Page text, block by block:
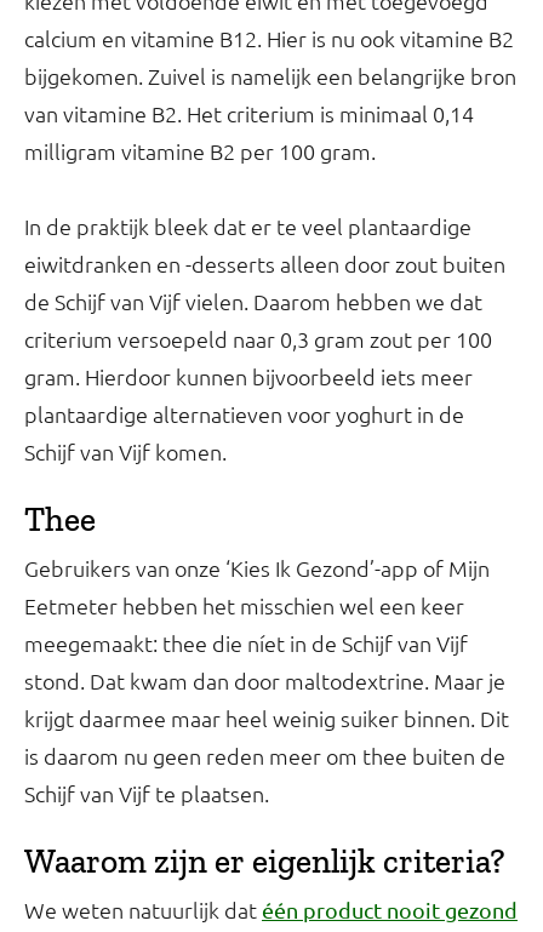
calcium en vitamine B12. Hier is nu ook vitamine B2
bijgekomen. Zuivel is namelijk een belangrijke bron
van vitamine B2. Het criterium is minimaal 0,14
milligram vitamine B2 per 100 gram.
In de praktijk bleek dat er te veel plantaardige
eiwitdranken en -desserts alleen door zout buiten
de Schijf van Vijf vielen. Daarom hebben we dat
criterium versoepeld naar 0,3 gram zout per 100
gram. Hierdoor kunnen bijvoorbeeld iets meer
plantaardige alternatieven voor yoghurt in de
Schijf van Vijf komen.
Thee
Gebruikers van onze ‘Kies Ik Gezond’-app of Mijn
Eetmeter hebben het misschien wel een keer
meegemaakt: thee die níet in de Schijf van Vijf
stond. Dat kwam dan door maltodextrine. Maar je
krijgt daarmee maar heel weinig suiker binnen. Dit
is daarom nu geen reden meer om thee buiten de
Schijf van Vijf te plaatsen.
Waarom zijn er eigenlijk criteria?
We weten natuurlijk dat één product nooit gezond